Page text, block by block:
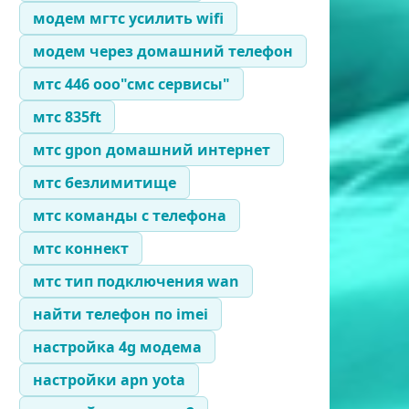
модем мгтс усилить wifi
модем через домашний телефон
мтс 446 ооо"смс сервисы"
мтс 835ft
мтс gpon домашний интернет
мтс безлимитище
мтс команды с телефона
мтс коннект
мтс тип подключения wan
найти телефон по imei
настройка 4g модема
настройки apn yota